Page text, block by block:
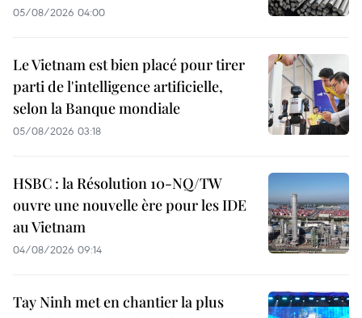
05/08/2026 04:00
Le Vietnam est bien placé pour tirer
parti de l'intelligence artificielle,
selon la Banque mondiale
05/08/2026 03:18
HSBC : la Résolution 10-NQ/TW
ouvre une nouvelle ère pour les IDE
au Vietnam
04/08/2026 09:14
Tay Ninh met en chantier la plus